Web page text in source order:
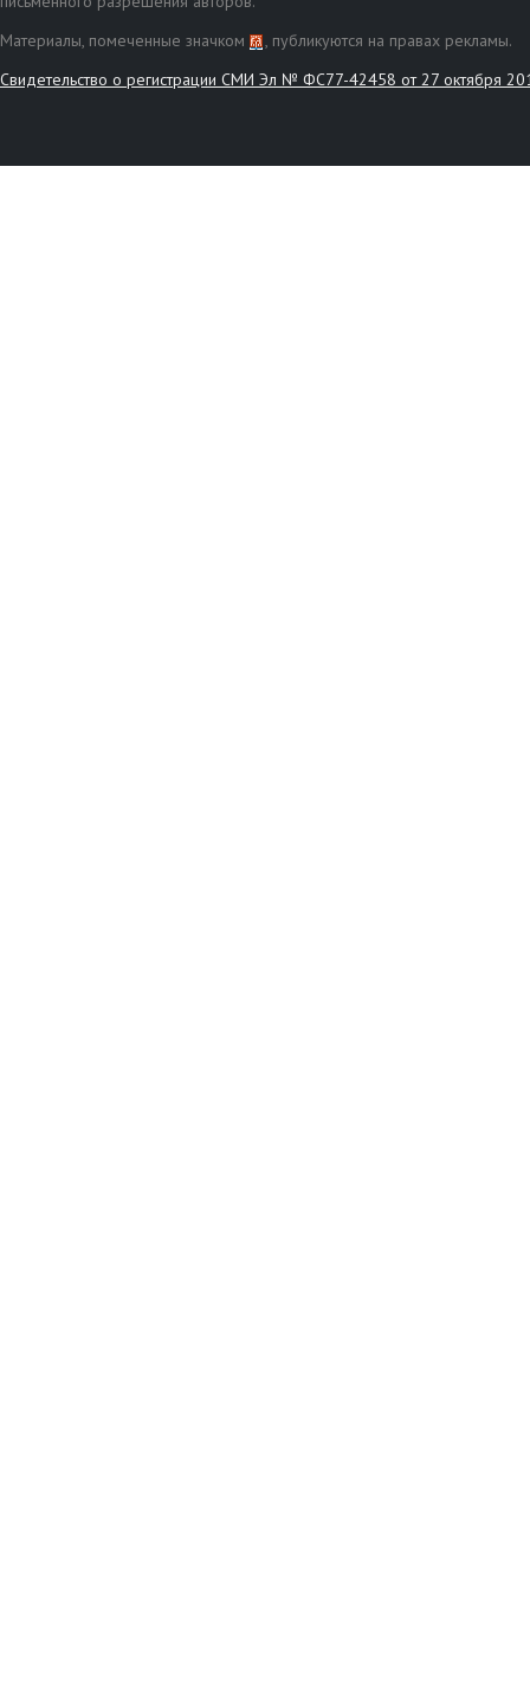
Материалы, помеченные значком
, публикуются на правах рекламы.
Свидетельство о регистрации СМИ Эл № ФС77-42458 от 27 октября